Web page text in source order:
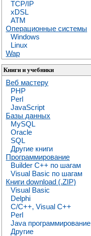
TCP/IP
xDSL
ATM
Операционные системы
Windows
Linux
Wap
Книги и учебники
Веб мастеру
PHP
Perl
JavaScript
Базы данных
MySQL
Oracle
SQL
Другие книги
Программирование
Builder C++ по шагам
Visual Basic по шагам
Книги download (.ZIP)
Visual Basic
Delphi
C/C++, Visual C++
Perl
Java программирование
Другие